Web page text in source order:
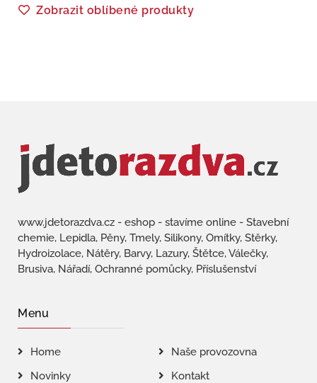
Zobrazit oblíbené produkty
www.jdetorazdva.cz - eshop - stavíme online - Stavební
chemie, Lepidla, Pěny, Tmely, Silikony, Omítky, Stěrky,
Hydroizolace, Nátěry, Barvy, Lazury, Štětce, Válečky,
Brusiva, Nářadí, Ochranné pomůcky, Příslušenství
Menu
Home
Naše provozovna
Novinky
Kontakt